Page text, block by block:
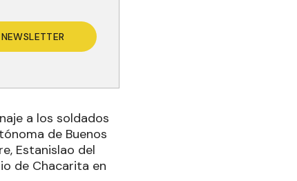
a los soldados
de Buenos
Estanislao del
de Chacarita en